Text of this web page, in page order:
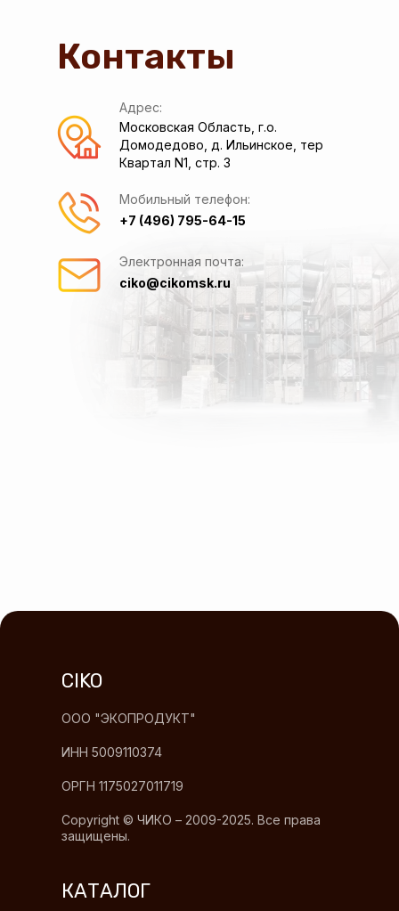
Контакты
Мобильный телефон:
+7 (496) 795-64-15
Адрес:
Московская Область, г.о.
Домодедово, д. Ильинское, тер
Квартал N1, стр. 3
Электронная почта:
ciko@cikomsk.ru
CIKO
ООО "ЭКОПРОДУКТ"
ИНН 5009110374
ОРГН 1175027011719
Copyright © ЧИКО – 2009-2025. Все права
защищены.
КАТАЛОГ